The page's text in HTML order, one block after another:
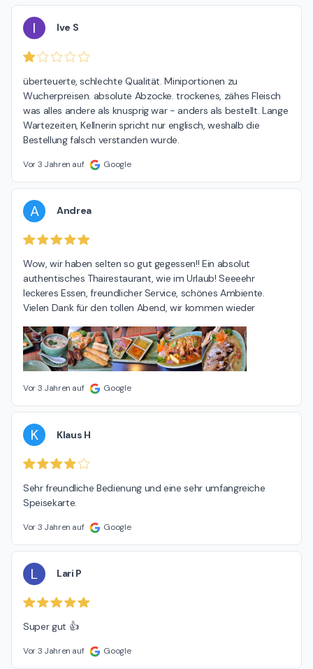
I Ive S
überteuerte, schlechte Qualität. Miniportionen zu
Wucherpreisen. absolute Abzocke. trockenes, zähes Fleisch
was alles andere als knusprig war - anders als bestellt. Lange
Wartezeiten, Kellnerin spricht nur englisch, weshalb die
Bestellung falsch verstanden wurde.
Vor 3 Jahren auf Google
A Andrea
Wow, wir haben selten so gut gegessen!! Ein absolut
authentisches Thairestaurant, wie im Urlaub! Seeeehr
leckeres Essen, freundlicher Service, schönes Ambiente.
Vielen Dank für den tollen Abend, wir kommen wieder
Vor 3 Jahren auf Google
K Klaus H
Sehr freundliche Bedienung und eine sehr umfangreiche
Speisekarte.
Vor 3 Jahren auf Google
L Lari P
Super gut 👍
Vor 3 Jahren auf Google